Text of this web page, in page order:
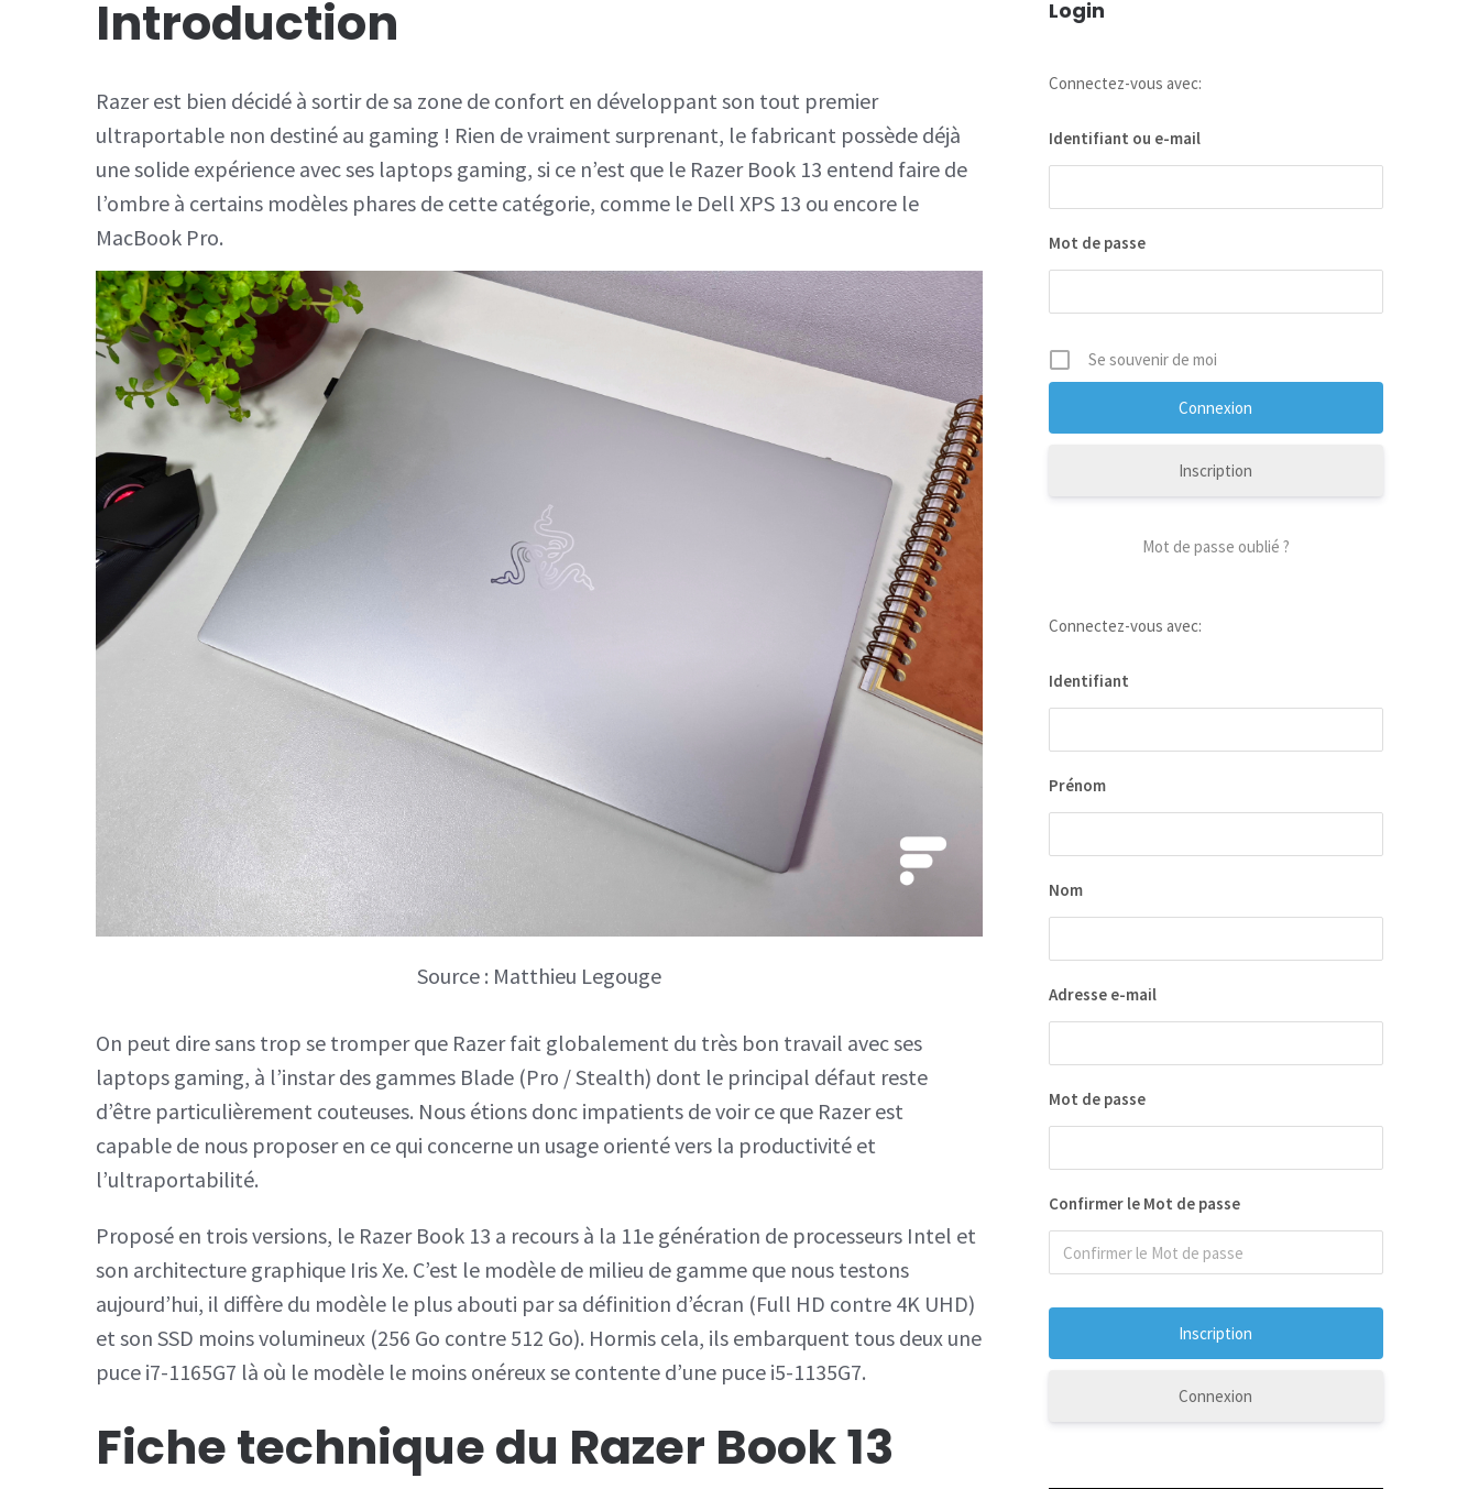
Introduction
Razer est bien décidé à sortir de sa zone de confort en développant son tout premier
ultraportable non destiné au gaming ! Rien de vraiment surprenant, le fabricant possède déjà
une solide expérience avec ses laptops gaming, si ce n’est que le Razer Book 13 entend faire de
l’ombre à certains modèles phares de cette catégorie, comme le Dell XPS 13 ou encore le
MacBook Pro.
Source : Matthieu Legouge
On peut dire sans trop se tromper que Razer fait globalement du très bon travail avec ses
laptops gaming, à l’instar des gammes Blade (Pro / Stealth) dont le principal défaut reste
d’être particulièrement couteuses. Nous étions donc impatients de voir ce que Razer est
capable de nous proposer en ce qui concerne un usage orienté vers la productivité et
l’ultraportabilité.
Proposé en trois versions, le Razer Book 13 a recours à la 11e génération de processeurs Intel et
son architecture graphique Iris Xe. C’est le modèle de milieu de gamme que nous testons
aujourd’hui, il diffère du modèle le plus abouti par sa définition d’écran (Full HD contre 4K UHD)
et son SSD moins volumineux (256 Go contre 512 Go). Hormis cela, ils embarquent tous deux une
puce i7-1165G7 là où le modèle le moins onéreux se contente d’une puce i5-1135G7.
Fiche technique du Razer Book 13
Login
Connectez-vous avec:
Identifiant ou e-mail
Mot de passe
Se souvenir de moi
Inscription
Mot de passe oublié ?
Connectez-vous avec:
Identifiant
Prénom
Nom
Adresse e-mail
Mot de passe
Confirmer le Mot de passe
Connexion